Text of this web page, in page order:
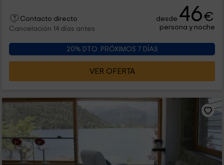
Contacto directo
Cancelación 14 días antes
desde 46€
persona y noche
20% DTO. PRÓXIMOS 7 DÍAS
VER OFERTA